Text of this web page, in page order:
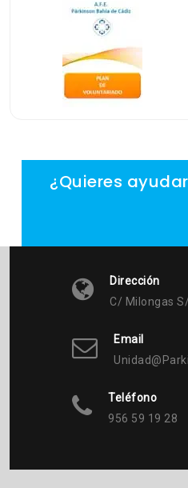
¿Quieres
Dirección
C/ Milongas
Email
Teléfono
956 59 19 28